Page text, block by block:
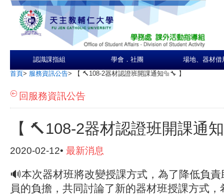
認識課指組 學會．社團 場地、器材借
首頁> 服務資訊公告> 【 🔨108-2器材認證班開課通知🔩🔧 】
回服務資訊公告
【 🔨108-2器材認證班開課通
2020-02-12• 最新消息
🔊本次器材班將改變授課方式，為了降低負
員的負擔，共同討論了新的器材班授課方式